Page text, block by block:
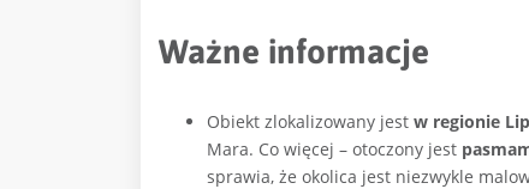
Ważne informacje
Obiekt zlokalizowany jest w regionie
Mara. Co więcej – otoczony jest
sprawia, że okolica jest niezwykle